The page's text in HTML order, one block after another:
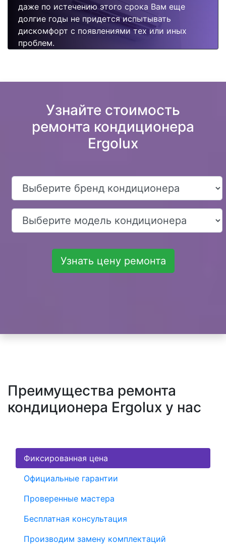
даже по истечению этого срока Вам еще
долгие годы не придется испытывать
дискомфорт с появлениями тех или иных
проблем.
Узнайте стоимость
ремонта кондиционера
Ergolux
Узнать цену ремонта
Преимущества ремонта
кондиционера Ergolux у нас
Фиксированная цена
Официальные гарантии
Проверенные мастера
Бесплатная консультация
Производим замену комплектаций